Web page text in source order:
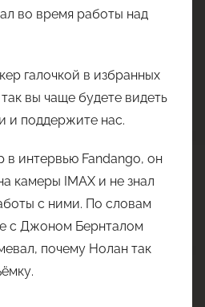
во время работы над
галочкой в избранных
вы чаще будете видеть
и поддержите нас.
в интервью Fandango, он
камеры IMAX и не знал
с ними. По словам
с Джоном Бернталом
почему Нолан так